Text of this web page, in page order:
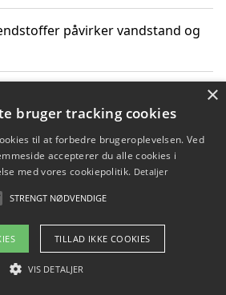
påvirker vandstand og
2026 - Pilanto Aps
×
bruger tracking cookies
til at forbedre brugeroplevelsen. Ved
accepterer du alle cookies i
med vores cookiepolitik. Detaljer
STRENGT NØDVENDIGE
TILLAD IKKE COOKIES
VIS DETALJER